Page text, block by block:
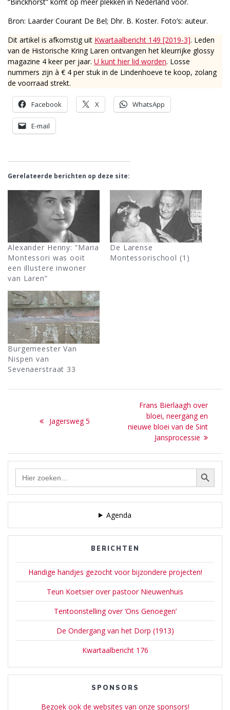
Bron: Laarder Courant De Bel; Dhr. B. Koster. Foto’s: auteur.
Dit artikel is afkomstig uit Kwartaalbericht 149 [2019-3]. Leden
van de Historische Kring Laren ontvangen het kleurrijke glossy
magazine 4 keer per jaar. U kunt hier lid worden. Losse
nummers zijn à € 4 per stuk in de Lindenhoeve te koop, zolang
de voorraad strekt.
Facebook X WhatsApp
E-mail
Gerelateerde berichten op deze site:
Alexander Henny: “Maria
Montessori was ooit
een illustere inwoner
van Laren”
De Larense
Montessorischool (1)
Burgemeester Van
Nispen van
Sevenaerstraat 33
navigatie
Previous
Jagersweg 5
Next
post:
Frans Bierlaagh over
bloei, neergang en
nieuwe bloei van de Sint
Jansprocessie
Zoek Zoekknop
Agenda
BERICHTEN
Handige handjes gezocht voor bijzondere projecten!
Teun Koetsier over pastoor Nieuwenhuis
Tentoonstelling over ‘Ons Genoegen’
De Ondergang van het Dorp (1913)
Kwartaalbericht 176
SPONSORS
Bezoek ook de websites van onze sponsors!